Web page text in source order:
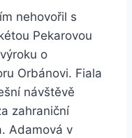
nehovořil s
Pekarovou
o
Orbánovi. Fiala
návštěvě
zahraniční
Adamová v